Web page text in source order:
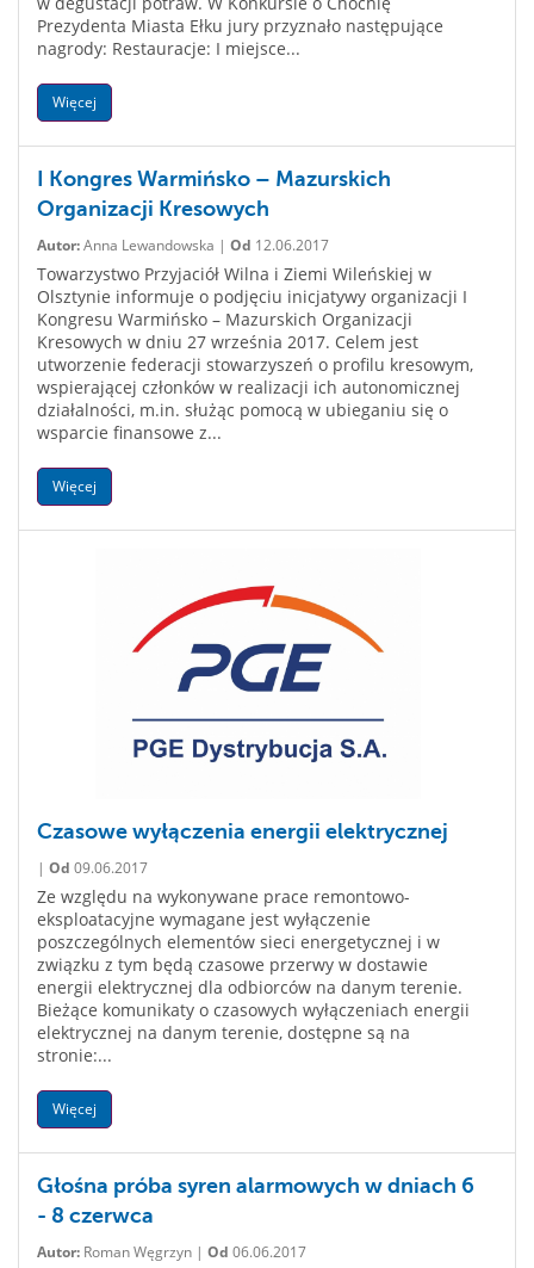
Prezydenta Miasta Ełku jury przyznało następujące
nagrody: Restauracje: I miejsce...
Więcej
I Kongres Warmińsko – Mazurskich
Organizacji Kresowych
Autor:Anna Lewandowska | Od 12.06.2017
Towarzystwo Przyjaciół Wilna i Ziemi Wileńskiej w
Olsztynie informuje o podjęciu inicjatywy organizacji I
Kongresu Warmińsko – Mazurskich Organizacji
Kresowych w dniu 27 września 2017. Celem jest
utworzenie federacji stowarzyszeń o profilu kresowym,
wspierającej członków w realizacji ich autonomicznej
działalności, m.in. służąc pomocą w ubieganiu się o
wsparcie finansowe z...
Więcej
Czasowe wyłączenia energii elektrycznej
| Od 09.06.2017
Ze względu na wykonywane prace remontowo-
eksploatacyjne wymagane jest wyłączenie
poszczególnych elementów sieci energetycznej i w
związku z tym będą czasowe przerwy w dostawie
energii elektrycznej dla odbiorców na danym terenie.
Bieżące komunikaty o czasowych wyłączeniach energii
elektrycznej na danym terenie, dostępne są na
stronie:...
Więcej
Głośna próba syren alarmowych w dniach 6
- 8 czerwca
Autor: Roman Węgrzyn | Od 06.06.2017